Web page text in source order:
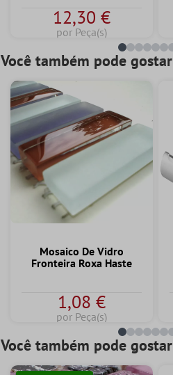
12,30 €
por Peça(s)
Você também pode gostar
Mosaico De Vidro
Fronteira Roxa Haste
1,08 €
por Peça(s)
Você também pode gostar